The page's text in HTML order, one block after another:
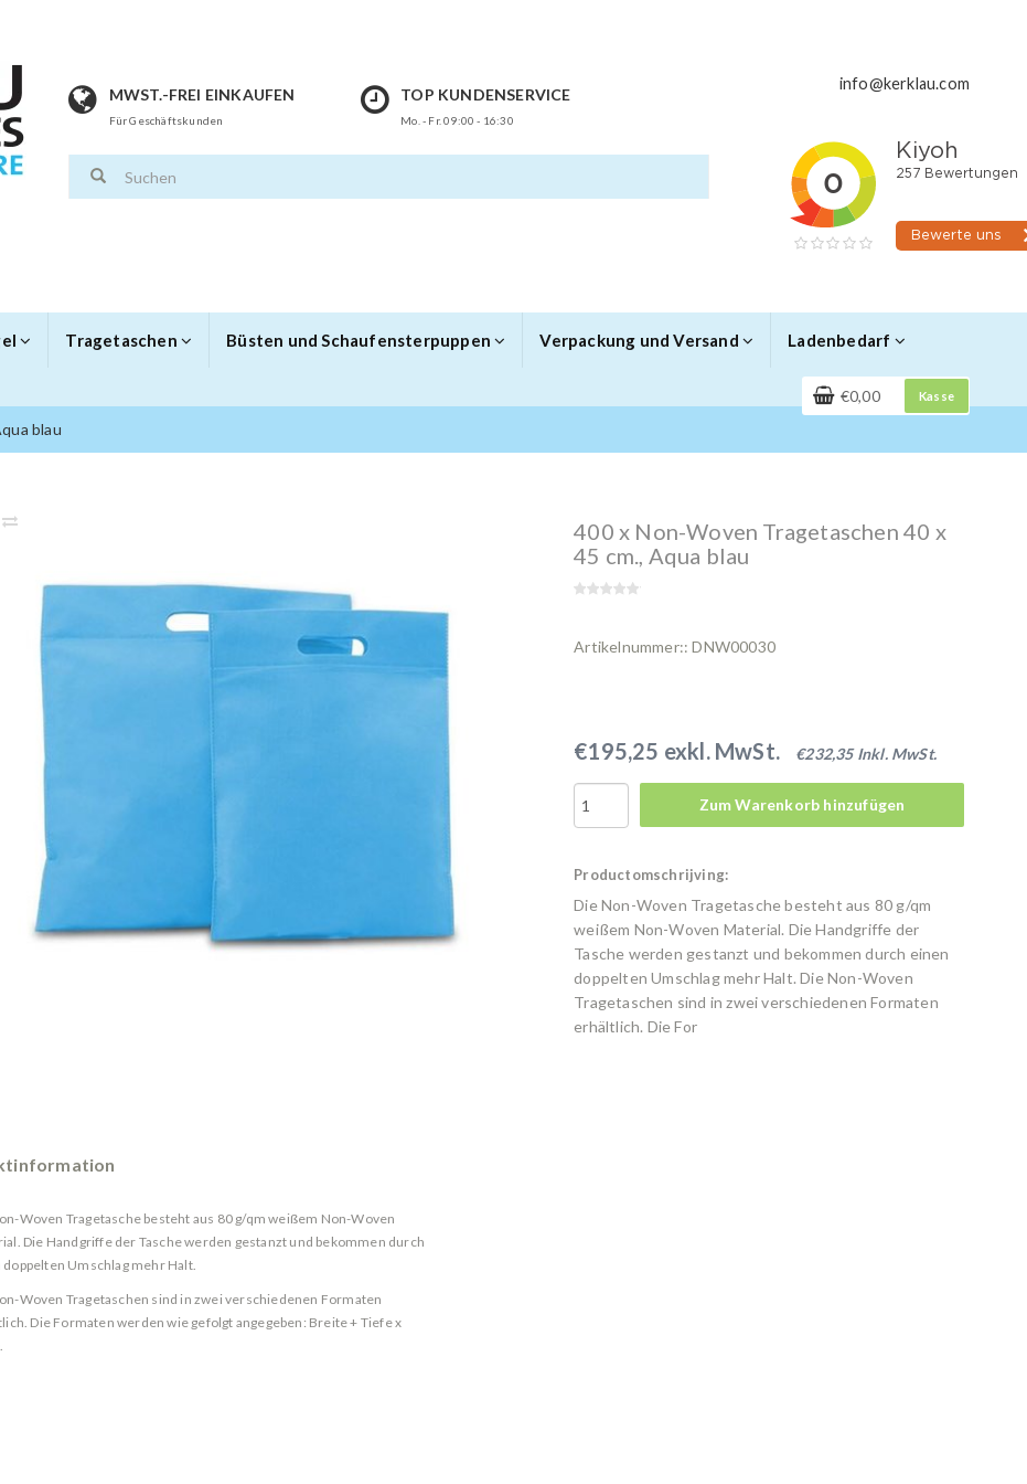
MWST.-FREI EINKAUFEN
Für Geschäftskunden
TOP KUNDENSERVICE
Mo. - Fr. 09:00 - 16:30
info@kerklau.com
Tragetaschen Büsten und Schaufensterpuppen Verpackung und Versand Ladenbedarf
€0,00 Kasse
blau
400 x Non-Woven Tragetaschen 40 x
45 cm., Aqua blau
Artikelnummer:: DNW00030
€195,25 exkl. MwSt. €232,35 Inkl. MwSt.
Zum Warenkorb hinzufügen
Productomschrijving:
Die Non-Woven Tragetasche besteht aus 80 g/qm
weißem Non-Woven Material. Die Handgriffe der
Tasche werden gestanzt und bekommen durch einen
doppelten Umschlag mehr Halt. Die Non-Woven
Tragetaschen sind in zwei verschiedenen Formaten
erhältlich. Die For
Woven Tragetasche besteht aus 80 g/qm weißem Non-Woven
Die Handgriffe der Tasche werden gestanzt und bekommen durch
doppelten Umschlag mehr Halt.
Woven Tragetaschen sind in zwei verschiedenen Formaten
Die Formaten werden wie gefolgt angegeben: Breite + Tiefe x